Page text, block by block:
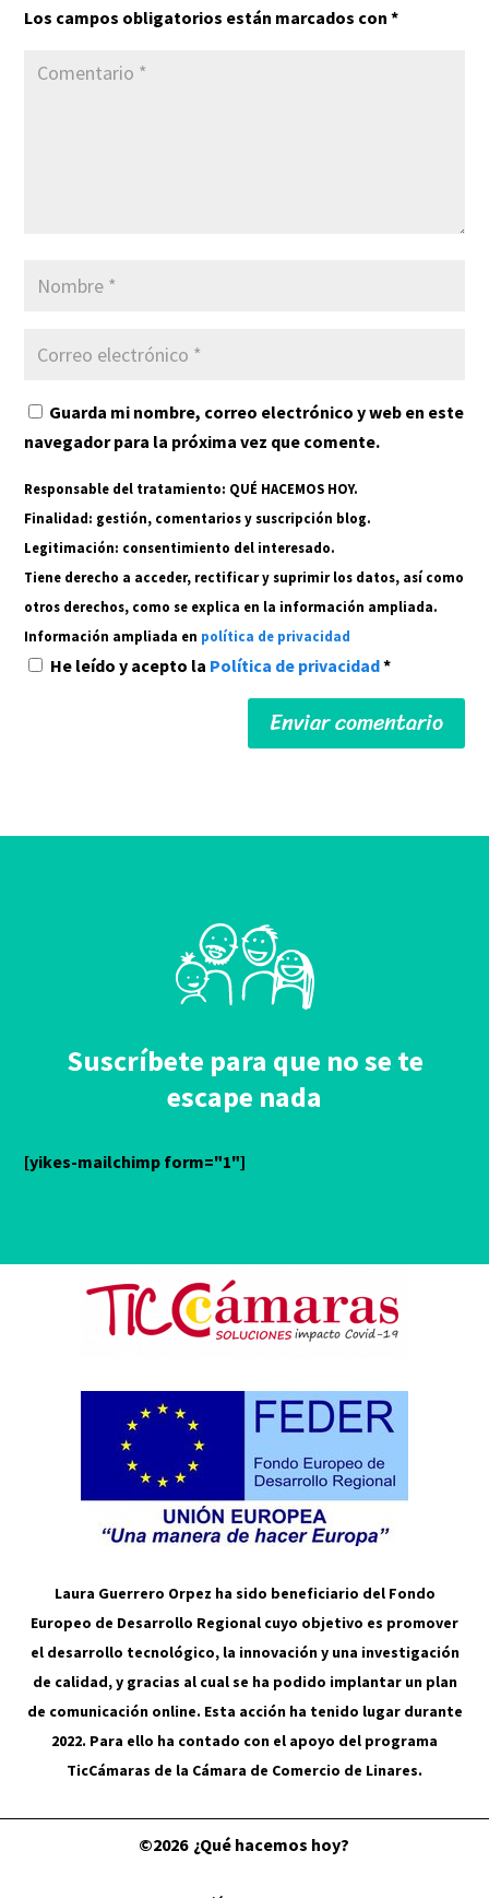
Los campos obligatorios están marcados con*
Guarda mi nombre, correo electrónico y web en este
navegador para la próxima vez que comente.
Responsable del tratamiento: QUÉ HACEMOS HOY.
Finalidad: gestión, comentarios y suscripción blog.
Legitimación: consentimiento del interesado.
Tiene derecho a acceder, rectificar y suprimir los datos, así como
otros derechos, como se explica en la información ampliada.
Información ampliada en política de privacidad
He leído y acepto la Política de privacidad*
Suscríbete para que no se te
escape nada
[yikes-mailchimp form="1"]
Laura Guerrero Orpez ha sido beneficiario del Fondo
Europeo de Desarrollo Regional cuyo objetivo es promover
el desarrollo tecnológico, la innovación y una investigación
de calidad, y gracias al cual se ha podido implantar un plan
de comunicación online. Esta acción ha tenido lugar durante
2022. Para ello ha contado con el apoyo del programa
TicCámaras de la Cámara de Comercio de Linares.
©2026 ¿Qué hacemos hoy?